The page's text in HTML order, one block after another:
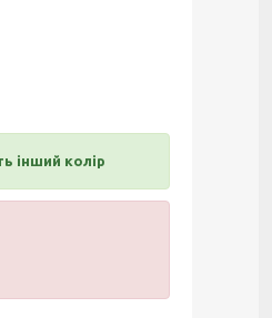
інший колір